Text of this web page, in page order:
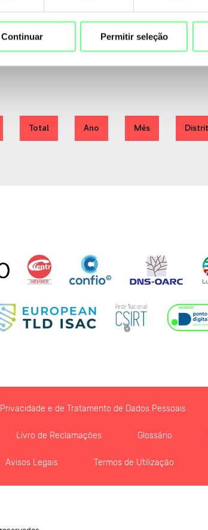
Continuar Permitir seleção
Total Ano Mês
e de Tratamento de Dados Pessoais
Livro de Reclamações Glossário
Avisos Legais Termos de Utilização